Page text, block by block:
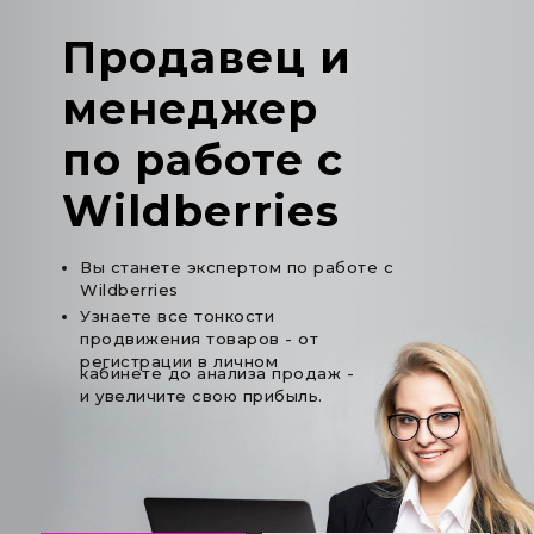
Продавец и
менеджер
по работе с
Wildberries
Вы станете экспертом по работе с
Wildberries
кабинете до анализа продаж -
и увеличите свою прибыль.
Узнаете все тонкости
продвижения товаров - от
регистрации в личном